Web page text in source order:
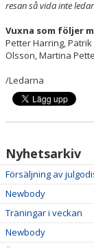
resan så vida inte
Vuxna som följer
Petter Harring,
Olsson, Martina
/Ledarna
Nyhetsarkiv
Försäljning av
Newbody
Träningar i veckan
Newbody